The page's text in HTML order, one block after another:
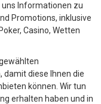
uns Informationen zu
Promotions, inklusive
Casino, Wetten
damit diese Ihnen die
können. Wir tun
erhalten haben und in